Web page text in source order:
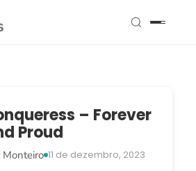
– Forever
Proud
11 de dezembro, 2023